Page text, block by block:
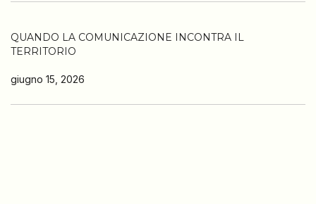
QUANDO LA COMUNICAZIONE INCONTRA IL
TERRITORIO
giugno 15, 2026